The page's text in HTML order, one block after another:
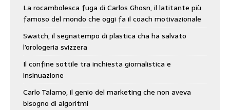
La rocambolesca fuga di Carlos Ghosn, il latitante più
famoso del mondo che oggi fa il coach motivazionale
Swatch, il segnatempo di plastica cha ha salvato
l’orologeria svizzera
Il confine sottile tra inchiesta giornalistica e
insinuazione
Carlo Talamo, il genio del marketing che non aveva
bisogno di algoritmi